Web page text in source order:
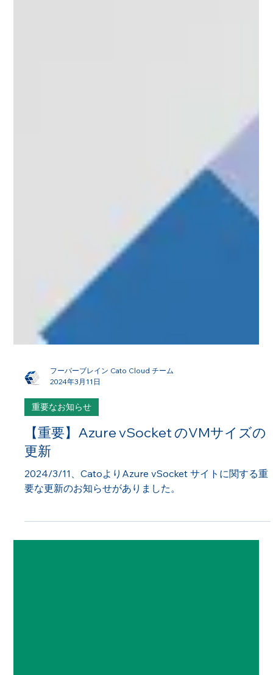
2024年3月11日
重要なお知らせ
【重要】Azure vSocket のVMサイズの
更新
2024/3/11、CatoよりAzure vSocket サイトに関する重